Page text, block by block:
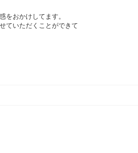
をおかけしてます。
ていただくことができて